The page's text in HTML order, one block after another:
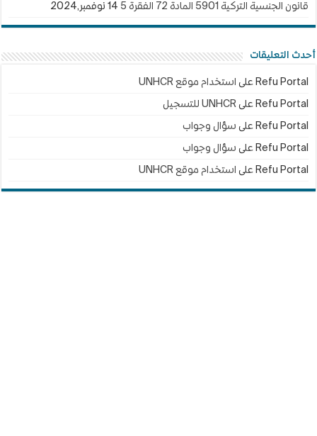
قانون الجنسية التركية 5901 المادة 72 الفقرة 5 14 نوفمبر,2024
أحدث التعليقات
Refu Portal على استخدام موقع UNHCR
Refu Portal علىUNHCR للتسجيل
Refu Portal على سؤال وجواب
Refu Portal على سؤال وجواب
Refu Portal على استخدام موقع UNHCR